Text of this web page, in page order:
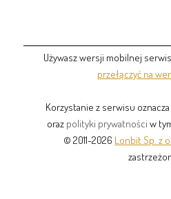
Używasz wersji mobilnej
przełączyć na
Korzystanie z serwisu
oraz polityki prywatności w
© 2011-2026 Lonbit Sp. z